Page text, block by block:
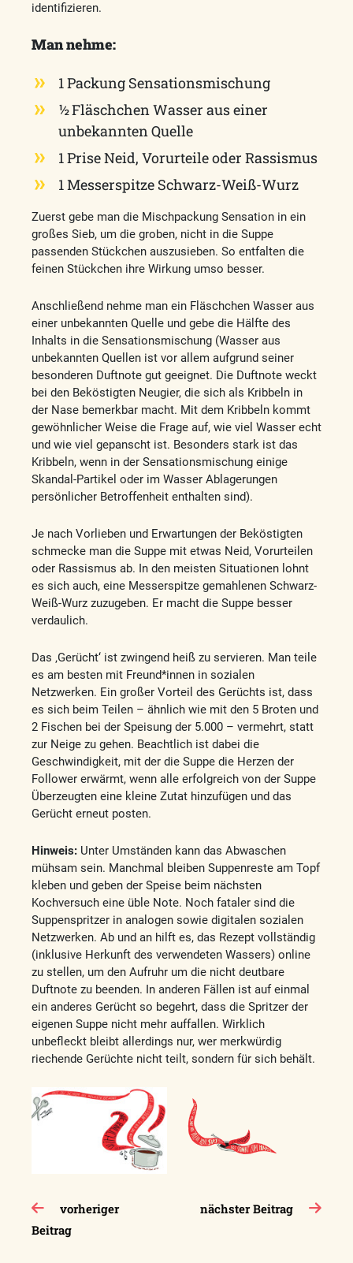
identifizieren.
Man nehme:
1 Packung Sensationsmischung
½ Fläschchen Wasser aus einer
unbekannten Quelle
1 Prise Neid, Vorurteile oder Rassismus
1 Messerspitze Schwarz-Weiß-Wurz
Zuerst gebe man die Mischpackung Sensation in ein
großes Sieb, um die groben, nicht in die Suppe
passenden Stückchen auszusieben. So entfalten die
feinen Stückchen ihre Wirkung umso besser.
Anschließend nehme man ein Fläschchen Wasser aus
einer unbekannten Quelle und gebe die Hälfte des
Inhalts in die Sensationsmischung (Wasser aus
unbekannten Quellen ist vor allem aufgrund seiner
besonderen Duftnote gut geeignet. Die Duftnote weckt
bei den Beköstigten Neugier, die sich als Kribbeln in
der Nase bemerkbar macht. Mit dem Kribbeln kommt
gewöhnlicher Weise die Frage auf, wie viel Wasser echt
und wie viel gepanscht ist. Besonders stark ist das
Kribbeln, wenn in der Sensationsmischung einige
Skandal-Partikel oder im Wasser Ablagerungen
persönlicher Betroffenheit enthalten sind).
Je nach Vorlieben und Erwartungen der Beköstigten
schmecke man die Suppe mit etwas Neid, Vorurteilen
oder Rassismus ab. In den meisten Situationen lohnt
es sich auch, eine Messerspitze gemahlenen Schwarz-
Weiß-Wurz zuzugeben. Er macht die Suppe besser
verdaulich.
Das ‚Gerücht‘ ist zwingend heiß zu servieren. Man teile
es am besten mit Freund*innen in sozialen
Netzwerken. Ein großer Vorteil des Gerüchts ist, dass
es sich beim Teilen – ähnlich wie mit den 5 Broten und
2 Fischen bei der Speisung der 5.000 – vermehrt, statt
zur Neige zu gehen. Beachtlich ist dabei die
Geschwindigkeit, mit der die Suppe die Herzen der
Follower erwärmt, wenn alle erfolgreich von der Suppe
Überzeugten eine kleine Zutat hinzufügen und das
Gerücht erneut posten.
Hinweis: Unter Umständen kann das Abwaschen
mühsam sein. Manchmal bleiben Suppenreste am Topf
kleben und geben der Speise beim nächsten
Kochversuch eine üble Note. Noch fataler sind die
Suppenspritzer in analogen sowie digitalen sozialen
Netzwerken. Ab und an hilft es, das Rezept vollständig
(inklusive Herkunft des verwendeten Wassers) online
zu stellen, um den Aufruhr um die nicht deutbare
Duftnote zu beenden. In anderen Fällen ist auf einmal
ein anderes Gerücht so begehrt, dass die Spritzer der
eigenen Suppe nicht mehr auffallen. Wirklich
unbefleckt bleibt allerdings nur, wer merkwürdig
riechende Gerüchte nicht teilt, sondern für sich behält.
Beitragsnavigation
vorheriger
Beitrag
nächster Beitrag